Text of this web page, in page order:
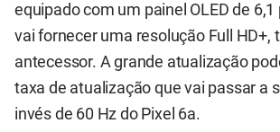
equipado com um painel OLED de
vai fornecer uma resolução Full HD+,
antecessor. A grande atualização
taxa de atualização que vai passar a
invés de 60 Hz do Pixel 6a.